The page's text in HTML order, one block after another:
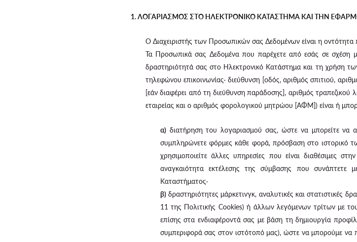
1. ΛΟΓΑΡΙΑΣΜΟΣ ΣΤΟ ΗΛΕΚΤΡΟΝΙΚΟ ΚΑΤΑΣΤΗΜΑ ΚΑΙ ΤΗΝ
Ο Διαχειριστής των Προσωπικών σας Δεδομένων είναι η
Τα Προσωπικά σας Δεδομένα που παρέχετε από εσάς σε σχέση
δραστηριότητά σας στο Ηλεκτρονικό Κατάστημα και τη χρήση
τηλεφώνου επικοινωνίας· διεύθυνση [οδός, αριθμός σπιτιού,
[εάν διαφέρει από τη διεύθυνση παράδοσης], αριθμός
εταιρείας και ο αριθμός φορολογικού μητρώου [ΑΦΜ]) είναι ή
α)διατήρηση του λογαριασμού σας, ώστε να μπορείτε να
συμπληρώνετε φόρμες κάθε φορά, πρόσβαση στο ιστορικό
χρησιμοποιείτε άλλες υπηρεσίες που είναι
αναγκαιότητα εκτέλεσης της σύμβασης που συνάπτετε
Καταστήματος·
β)δραστηριότητες μάρκετινγκ, αναλυτικές και στατιστικές
11 της Πολιτικής Cookies) ή άλλων λεγόμενων τρίτων με
επίσης στα ενδιαφέροντά σας με βάση τη δημιουργία
συμπεριφορά σας στον ιστότοπό μας), ώστε να μπορούμε να